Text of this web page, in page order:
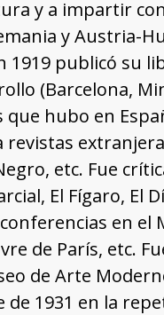
y a impartir
y Austria-
publicó su
(Barcelona,
hubo en
etc. Fue
El Fígaro, El
en el
de París, etc.
de Arte
1931 en la